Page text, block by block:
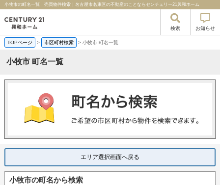
小牧市の町名一覧｜売買物件検索｜名古屋市名東区の不動産のことならセンチュリー21興和ホーム
検索 お知らせ
TOPページ > 市区町村検索 > 小牧市 町名一覧
小牧市 町名一覧
エリア選択画面へ戻る
小牧市の町名から検索